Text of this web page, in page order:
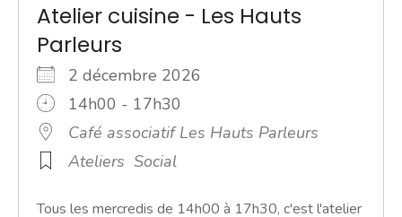
Atelier cuisine - Les Hauts
Parleurs
2 décembre 2026
14h00 - 17h30
Café associatif Les Hauts Parleurs
Ateliers Social
Tous les mercredis de 14h00 à 17h30, c'est l'atelier